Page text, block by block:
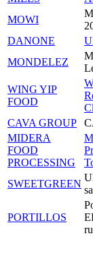
MOWI
DANONE
MONDELEZ
WING YIP
FOOD
CAVA GROUP
MIDERA
FOOD
PROCESSING
SWEETGREEN
PORTILLOS